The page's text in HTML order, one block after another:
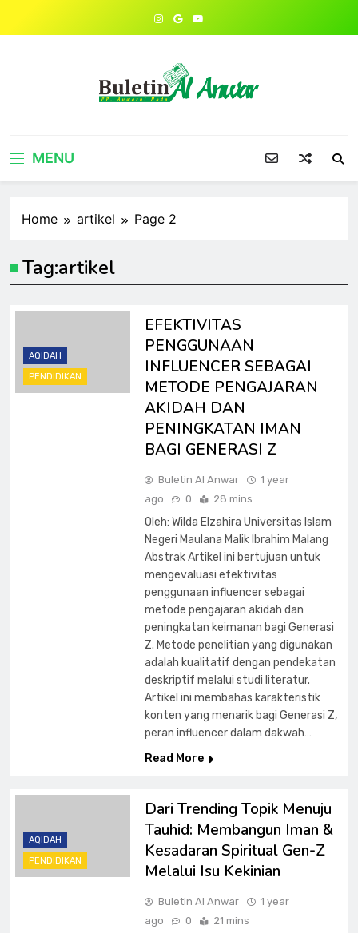
MENU
Home artikel Page 2
Tag:artikel
AQIDAH
PENDIDIKAN
EFEKTIVITAS
PENGGUNAAN
INFLUENCER SEBAGAI
METODE PENGAJARAN
AKIDAH DAN
PENINGKATAN IMAN
BAGI GENERASI Z
Buletin Al Anwar
1 year
ago
0 28 mins
Oleh: Wilda Elzahira Universitas Islam
Negeri Maulana Malik Ibrahim Malang
Abstrak Artikel ini bertujuan untuk
mengevaluasi efektivitas
penggunaan influencer sebagai
metode pengajaran akidah dan
peningkatan keimanan bagi Generasi
Z. Metode penelitian yang digunakan
adalah kualitatif dengan pendekatan
deskriptif melalui studi literatur.
Artikel ini membahas karakteristik
konten yang menarik bagi Generasi Z,
peran influencer dalam dakwah…
Read More
AQIDAH
PENDIDIKAN
Dari Trending Topik Menuju
Tauhid: Membangun Iman &
Kesadaran Spiritual Gen-Z
Melalui Isu Kekinian
Buletin Al Anwar
1 year
ago
0 21 mins